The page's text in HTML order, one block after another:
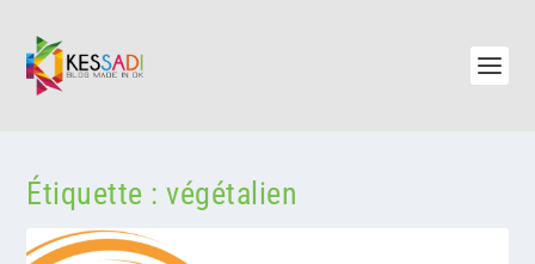
Étiquette :végétalien